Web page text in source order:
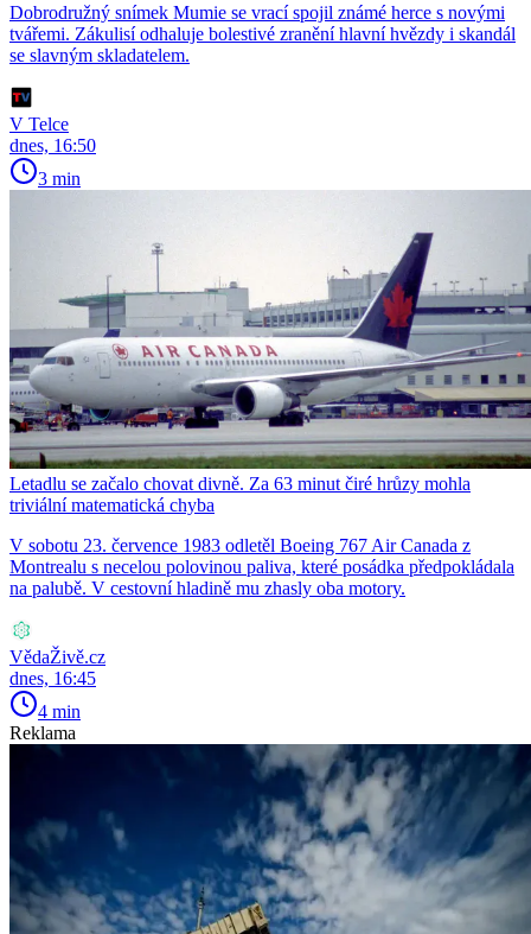
Dobrodružný snímek Mumie se vrací spojil známé herce s novými
tvářemi. Zákulisí odhaluje bolestivé zranění hlavní hvězdy i skandál
se slavným skladatelem.
V Telce
dnes, 16:50
3 min
Letadlu se začalo chovat divně. Za 63 minut čiré hrůzy mohla
triviální matematická chyba
V sobotu 23. července 1983 odletěl Boeing 767 Air Canada z
Montrealu s necelou polovinou paliva, které posádka předpokládala
na palubě. V cestovní hladině mu zhasly oba motory.
VědaŽivě.cz
dnes, 16:45
4 min
Reklama